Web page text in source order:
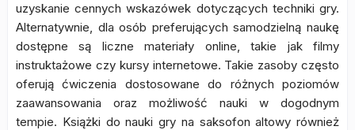
uzyskanie cennych wskazówek dotyczących techniki gry.
Alternatywnie, dla osób preferujących samodzielną naukę
dostępne są liczne materiały online, takie jak filmy
instruktażowe czy kursy internetowe. Takie zasoby często
oferują ćwiczenia dostosowane do różnych poziomów
zaawansowania oraz możliwość nauki w dogodnym
tempie. Książki do nauki gry na saksofon altowy również